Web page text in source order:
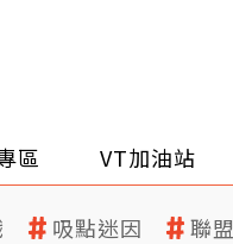
區 VT加油站
吸點迷因 聯